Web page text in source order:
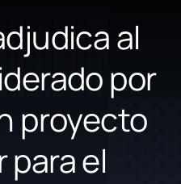
al
por
proyecto
para el